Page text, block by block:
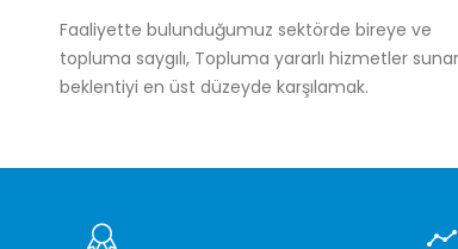
Faaliyette bulunduğumuz sektörde bireye ve
topluma saygılı, Topluma yararlı hizmetler
beklentiyi en üst düzeyde karşılamak.